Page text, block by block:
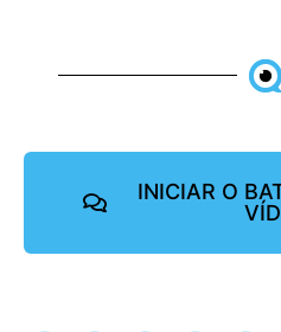
INICIAR O